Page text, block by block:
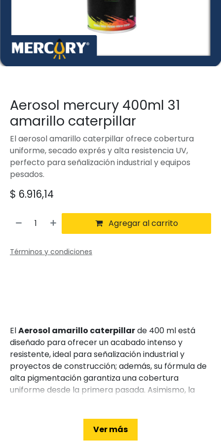
Aerosol mercury 400ml 31
amarillo caterpillar
El aerosol amarillo caterpillar ofrece cobertura
uniforme, secado exprés y alta resistencia UV,
perfecto para señalización industrial y equipos
pesados.
$ 6.916,14
Agregar al carrito
Términos y condiciones
ElAerosol amarillo caterpillarde 400 ml está
diseñado para ofrecer un acabado intenso y
resistente, ideal para señalización industrial y
proyectos de construcción; además, su fórmula de
alta pigmentación garantiza una cobertura
uniforme desde la primera pasada. Asimismo, la
de pintura. De hecho, este aerosol está formulado
Ver más